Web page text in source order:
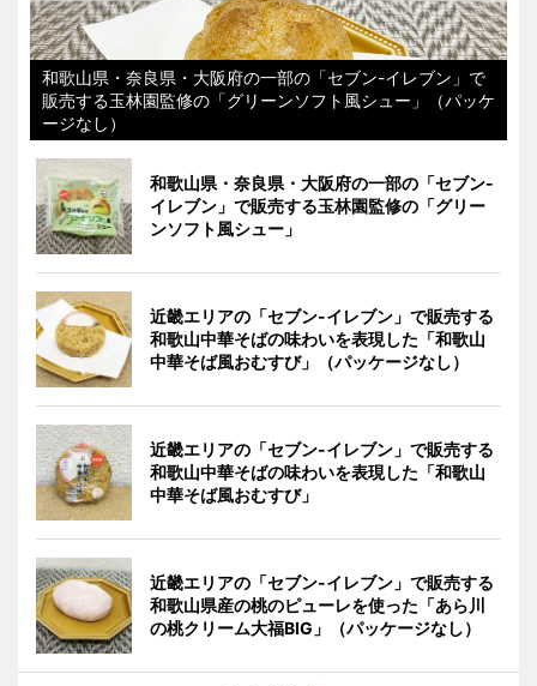
和歌山県・奈良県・大阪府の一部の「セブン-イレブン」で
販売する玉林園監修の「グリーンソフト風シュー」（パッケ
ージなし）
和歌山県・奈良県・大阪府の一部の「セブン-
イレブン」で販売する玉林園監修の「グリー
ンソフト風シュー」
近畿エリアの「セブン-イレブン」で販売する
和歌山中華そばの味わいを表現した「和歌山
中華そば風おむすび」（パッケージなし）
近畿エリアの「セブン-イレブン」で販売する
和歌山中華そばの味わいを表現した「和歌山
中華そば風おむすび」
近畿エリアの「セブン-イレブン」で販売する
和歌山県産の桃のピューレを使った「あら川
の桃クリーム大福BIG」（パッケージなし）